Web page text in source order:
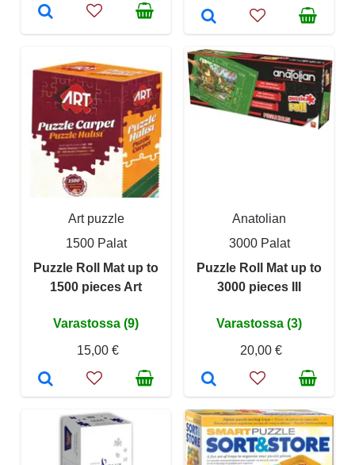
Art puzzle
1500 Palat
Puzzle Roll Mat up to
1500 pieces Art
Varastossa (9)
15,00 €
Anatolian
3000 Palat
Puzzle Roll Mat up to
3000 pieces III
Varastossa (3)
20,00 €